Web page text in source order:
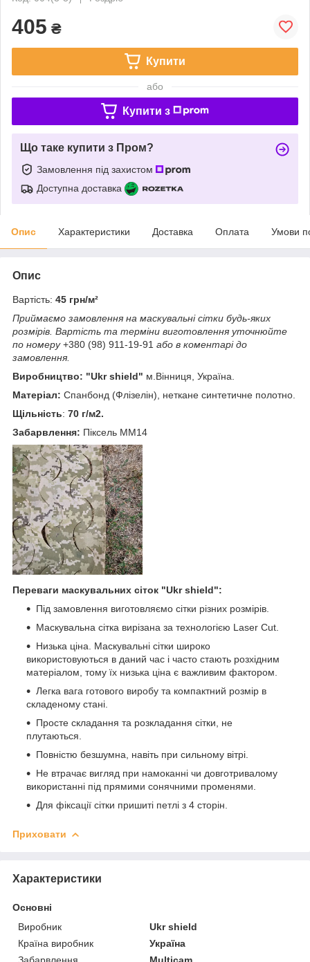
405 ₴
Купити
або
Купити з
Що таке купити з Пром?
Замовлення під захистом
Доступна доставка
Опис Характеристики Доставка Оплата Умови
Опис
Вартість: 45 грн/м²
Приймаємо замовлення на маскувальні сітки будь-яких
розмірів. Вартість та терміни виготовлення уточнюйте
по номеру+380 (98) 911-19-91 або в коментарі до
замовлення.
Виробництво: "Ukr shield" м.Вінниця, Україна.
Матеріал: Спанбонд (Флізелін), неткане синтетичне полотно.
Щільність: 70 г/м2.
Забарвлення: Піксель ММ14
Переваги маскувальних сіток "Ukr shield":
Під замовлення виготовляємо сітки різних розмірів.
Маскувальна сітка вирізана за технологією Laser Cut.
Низька ціна. Маскувальні сітки широко
використовуються в даний час і часто стають розхідним
матеріалом, тому їх низька ціна є важливим фактором.
Легка вага готового виробу та компактний розмір в
складеному стані.
Просте складання та розкладання сітки, не
плутаються.
Повністю безшумна, навіть при сильному вітрі.
Не втрачає вигляд при намоканні чи довготривалому
використанні під прямими сонячними променями.
Для фіксації сітки пришиті петлі з 4 сторін.
Приховати
Характеристики
Основні
Виробник
Ukr shield
Країна виробник
Україна
Забарвлення
Multicam